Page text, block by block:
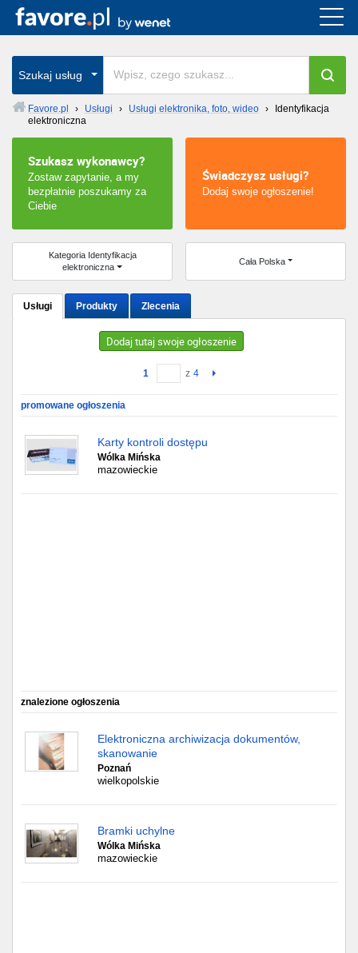
Szukaj usług
Favore.pl › Usługi › Usługi elektronika, foto, wideo ›
Identyfikacja
elektroniczna
Szukasz wykonawcy?
Zostaw zapytanie, a my
bezpłatnie poszukamy za
Ciebie
Świadczysz usługi?
Dodaj swoje ogłoszenie!
Kategoria Identyfikacja
elektroniczna
Cała Polska
Usługi Produkty Zlecenia
Dodaj tutaj swoje ogłoszenie
1 z 4
promowane ogłoszenia
Karty kontroli dostępu
Wólka Mińska
mazowieckie
znalezione ogłoszenia
Elektroniczna archiwizacja dokumentów,
skanowanie
Poznań
wielkopolskie
Bramki uchylne
Wólka Mińska
mazowieckie
Cała Polska
wszystkie w całym kraju
Wrocław
Kraków
Poznań
Łódź
Katowice
Lublin
Toruń
Sosnowiec
Opole